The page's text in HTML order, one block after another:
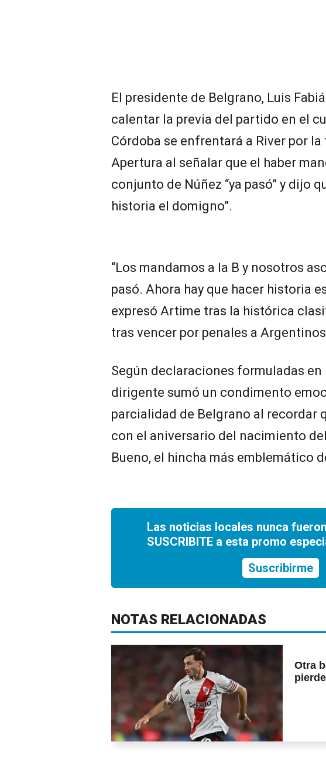
El presidente de Belgrano, Luis
calentar la previa del partido en el
Córdoba se enfrentará a River por
Apertura al señalar que el haber
conjunto de Núñez “ya pasó” y dijo
historia el domigno”.
“Los mandamos a la B y nosotros
pasó. Ahora hay que hacer historia
expresó Artime tras la histórica
tras vencer por penales a
Según declaraciones formuladas en
dirigente sumó un condimento
parcialidad de Belgrano al recordar
con el aniversario del nacimiento
Bueno, el hincha más emblemático
Las noticias locales nunca
SUSCRIBITE a esta promo
Suscribirme
NOTAS RELACIONADAS
Otra